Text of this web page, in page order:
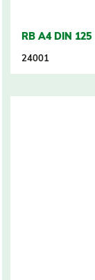
RB A4 DIN 125
24001